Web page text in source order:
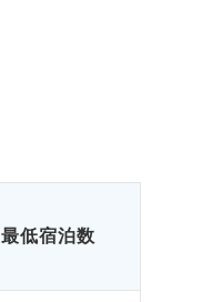
最低宿泊数